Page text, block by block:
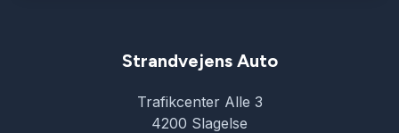
Strandvejens Auto
Trafikcenter Alle 3
4200 Slagelse